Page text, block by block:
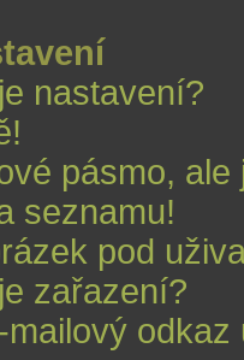
nastavení?
pásmo,
seznamu!
pod
zařazení?